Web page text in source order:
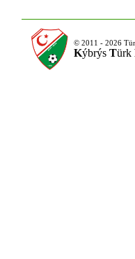
© 2011 - 2026
Kýbrýs Türk